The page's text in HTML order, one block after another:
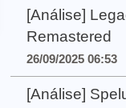
[Análise]
Remastered
26/09/2025 06:53
[Análise]